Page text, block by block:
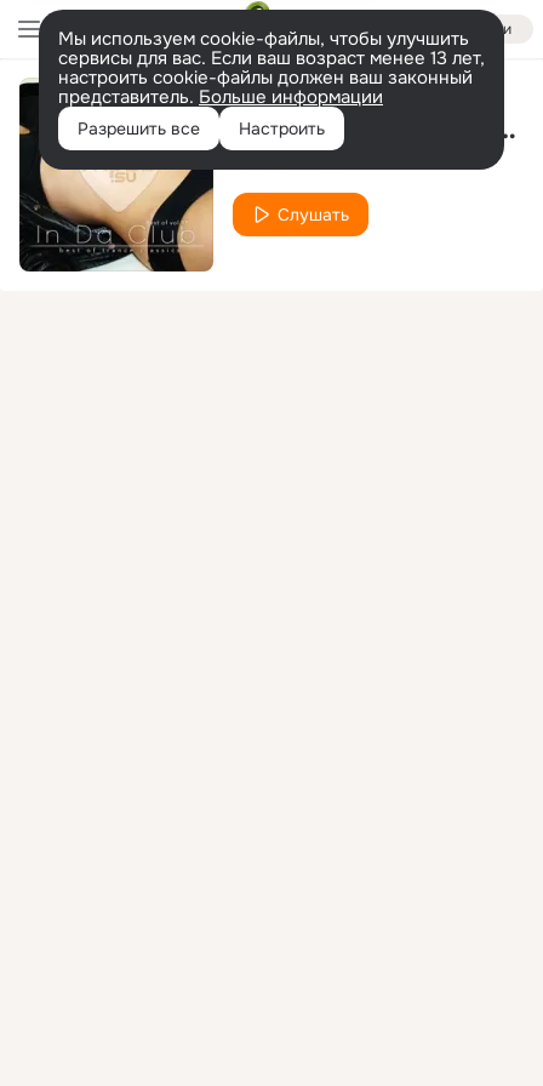
Войти
Мы используем cookie-файлы, чтобы улучшить
сервисы для вас. Если ваш возраст менее 13 лет,
настроить cookie-файлы должен ваш законный
представитель. Больше информации
Разрешить все Настроить Eternal Voices(Tiesto's Alternative Breaks Mix)
Слушать